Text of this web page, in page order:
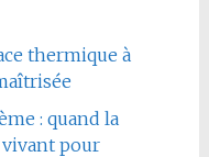
thermique à
: quand la
vivant pour